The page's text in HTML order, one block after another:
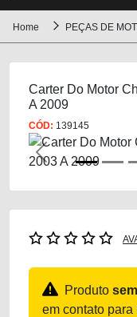
Home PEÇAS DE
Carter Do Motor
A 2009
CÓD: 139145
Previous
Produto
em contato